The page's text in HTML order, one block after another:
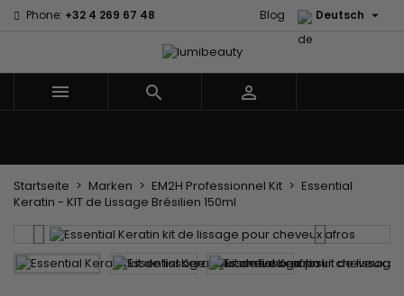
Phone: +32 4 269 67 48 Deutsch 
Blog
  
Startseite Marken EM2H Professionnel Kit
Essential
Keratin - KIT de Lissage Brésilien 150ml